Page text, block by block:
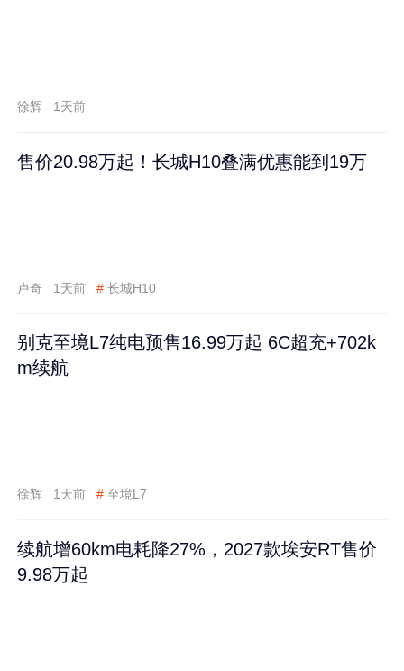
徐辉 1天前
售价20.98万起！长城H10叠满优惠能到19万
卢奇 1天前 # 长城H10
别克至境L7纯电预售16.99万起 6C超充+702k
m续航
徐辉 1天前 # 至境L7
续航增60km电耗降27%，2027款埃安RT售价
9.98万起